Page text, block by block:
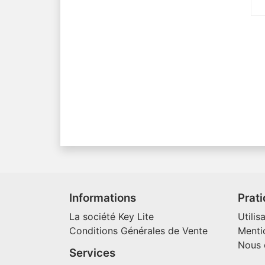
Informations
La société Key Lite
Conditions Générales de Vente
Services
Nous